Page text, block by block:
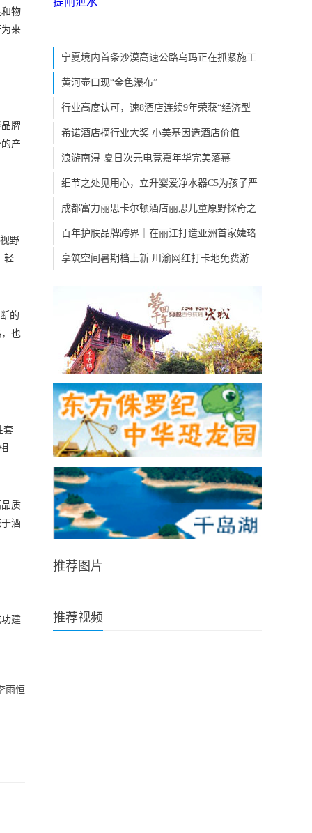
物
来
牌
产
野
轻
的
也
套
质
酒
建
雨恒
宁夏境内首条沙漠高速公路乌玛正在抓紧施工
黄河壶口现“金色瀑布”
行业高度认可，速8酒店连续9年荣获“经济型
希诺酒店摘行业大奖 小美基因造酒店价值
浪游南浔·夏日次元电竞嘉年华完美落幕
细节之处见用心，立升婴爱净水器C5为孩子严
成都富力丽思卡尔顿酒店丽思儿童原野探奇之
百年护肤品牌跨界｜在丽江打造亚洲首家婕珞
享筑空间暑期档上新 川渝网红打卡地免费游
推荐图片
推荐视频